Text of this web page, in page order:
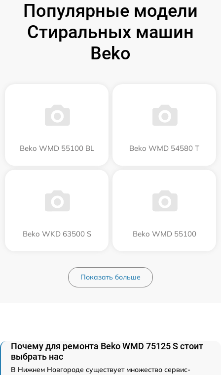
Популярные модели
Стиральных машин
Beko
Beko WMD 55100 BL Beko WMD 54580 T
Beko WKD 63500 S Beko WMD 55100
Показать больше
Почему для ремонта Beko WMD 75125 S стоит
выбрать нас
В Нижнем Новгороде существует множество сервис-